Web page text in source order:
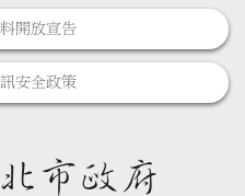
開放宣告
安全政策